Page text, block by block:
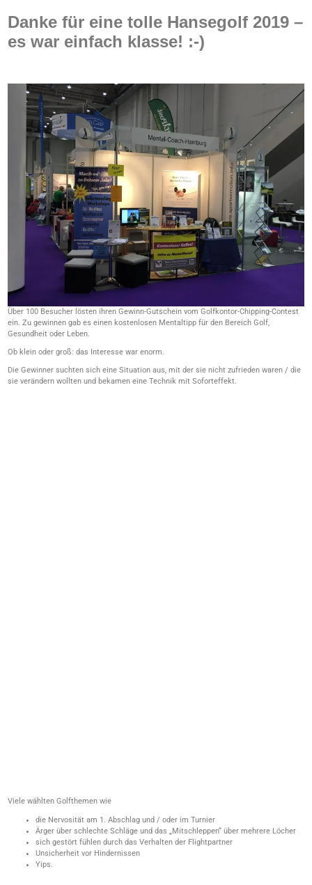
Danke für eine tolle Hansegolf 2019 –
es war einfach klasse! :-)
Über 100 Besucher lösten ihren Gewinn-Gutschein vom Golfkontor-Chipping-Contest
ein. Zu gewinnen gab es einen kostenlosen Mentaltipp für den Bereich Golf,
Gesundheit oder Leben.
Ob klein oder groß: das Interesse war enorm.
Die Gewinner suchten sich eine Situation aus, mit der sie nicht zufrieden waren / die
sie verändern wollten und bekamen eine Technik mit Soforteffekt.
Viele wählten Golfthemen wie
die Nervosität am 1. Abschlag und / oder im Turnier
Ärger über schlechte Schläge und das „Mitschleppen“ über mehrere Löcher
sich gestört fühlen durch das Verhalten der Flightpartner
Unsicherheit vor Hindernissen
Yips.